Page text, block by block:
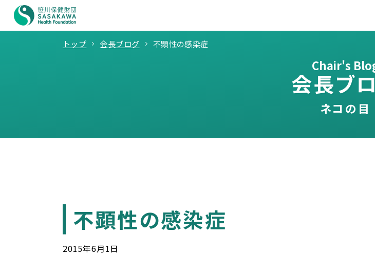
トップ 会長ブログ 不顕性の感染症
Chair's
会長ブ
ネコの目
不顕性の感染症
2015年6月1日